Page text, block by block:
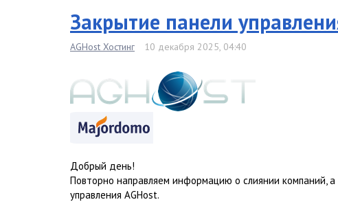
Закрытие панели
AGHost Хостинг 10 декабря 2025, 04:40
Добрый день!
Повторно направляем информацию о слиянии компаний,
управления AGHost.